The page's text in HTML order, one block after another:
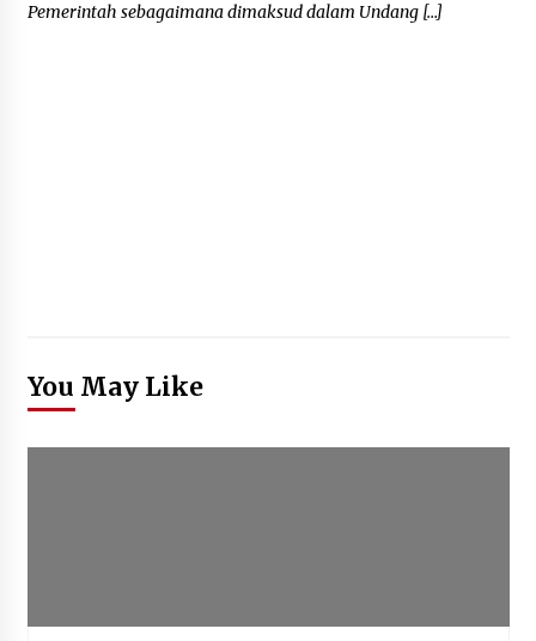
Pemerintah sebagaimana dimaksud dalam Undang […]
You May Like